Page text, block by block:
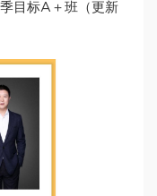
目标A＋班（更新